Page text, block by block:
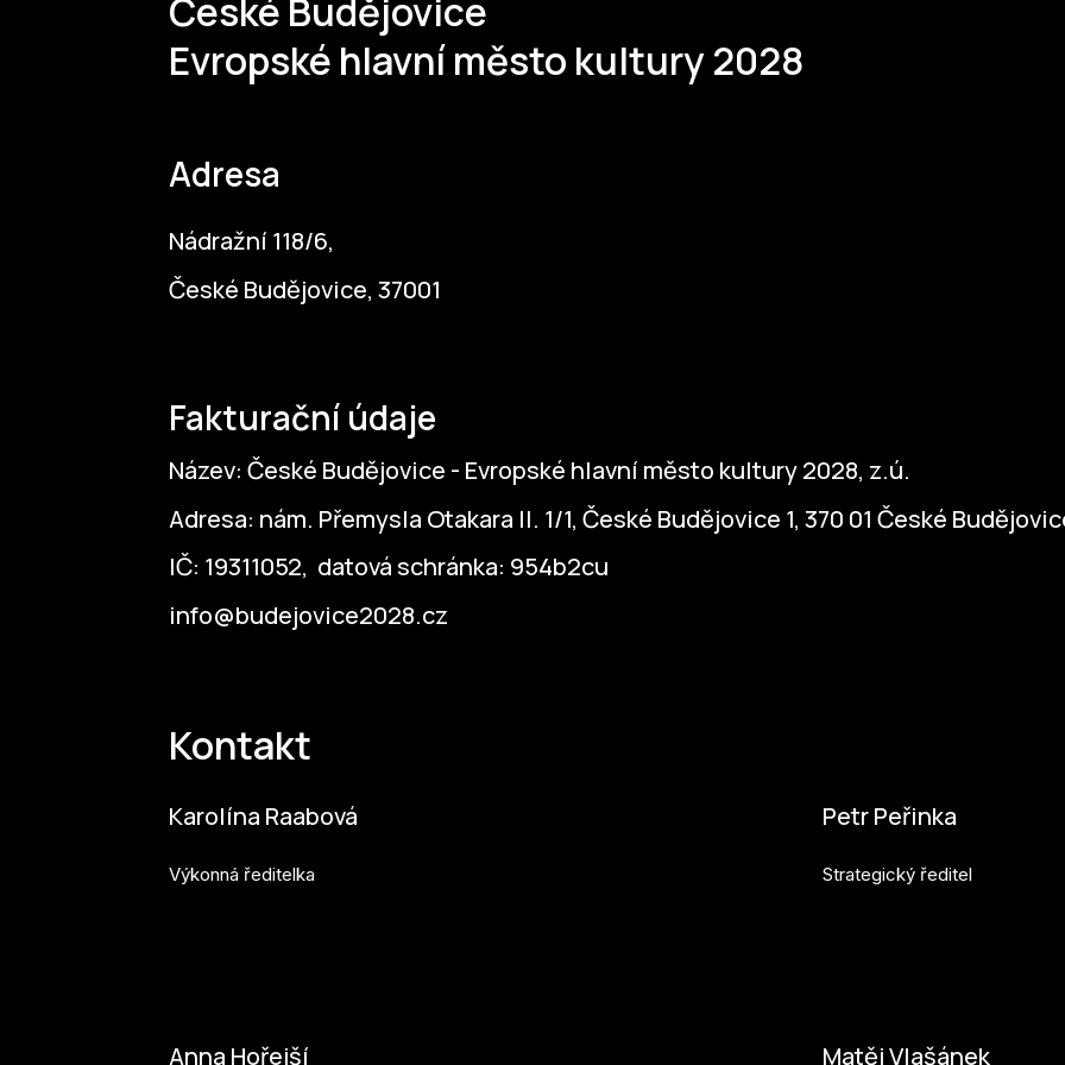
České Budějovice
Evropské hlavní město kultury 2028
Adresa
Nádražní 118/6,
České Budějovice, 37001
Fakturační údaje
Název: České Budějovice - Evropské hlavní město kultury 2028, z.ú.
Adresa: nám. Přemysla Otakara II. 1/1, České Budějovice 1, 370 01 České
IČ: 19311052, datová schránka: 954b2cu
info@budejovice2028.cz
Kontakt
Karolína Raabová
Výkonná ředitelka
Petr Peřinka
Strategický ředitel
Anna Hořejší Matěj Vlašánek